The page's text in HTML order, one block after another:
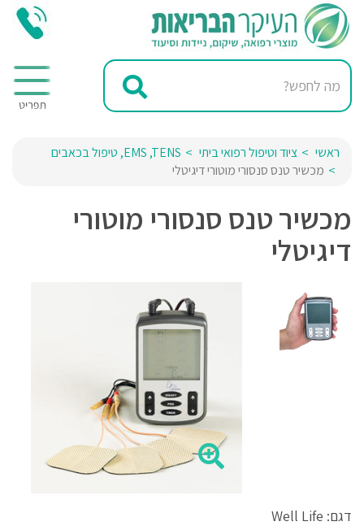
ראשי ציוד וטיפול רפואי ביתי
EMS ,TENS, טיפול בכאבים
מכשיר טנס סנסורי מוטורי דיגיטלי
מכשיר טנס סנסורי מוטורי
דיגיטלי
דגם: Well Life